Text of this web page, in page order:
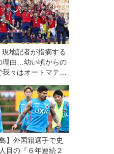
現地記者が指摘する
理由…幼い頃からの
我々はオートマティ
」扱う
島】外国籍選手で史
目の『６年連続２